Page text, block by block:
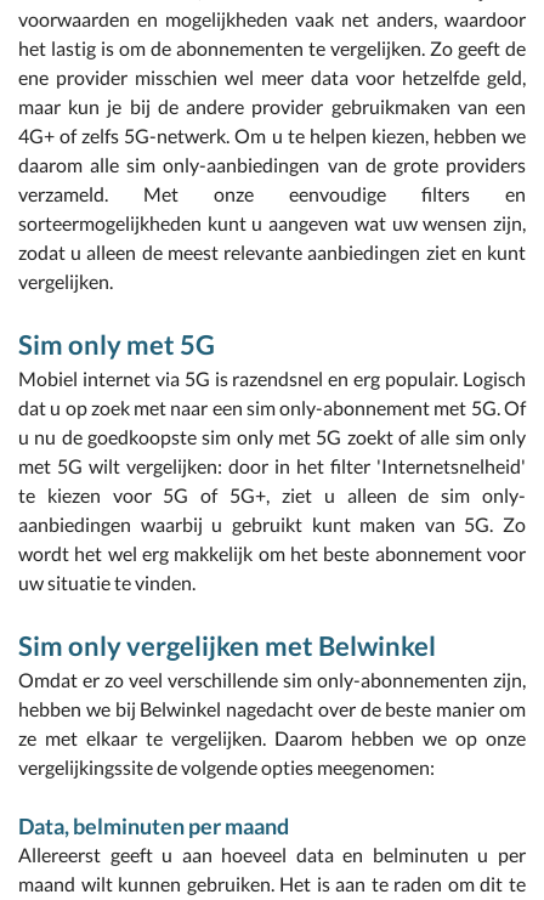
voorwaarden en mogelijkheden vaak net anders, waardoor
het lastig is om de abonnementen te vergelijken. Zo geeft de
ene provider misschien wel meer data voor hetzelfde geld,
maar kun je bij de andere provider gebruikmaken van een
4G+ of zelfs 5G-netwerk. Om u te helpen kiezen, hebben we
daarom alle sim only-aanbiedingen van de grote providers
verzameld. Met onze eenvoudige filters en
sorteermogelijkheden kunt u aangeven wat uw wensen zijn,
zodat u alleen de meest relevante aanbiedingen ziet en kunt
vergelijken.
Sim only met 5G
Mobiel internet via 5G is razendsnel en erg populair. Logisch
dat u op zoek met naar een sim only-abonnement met 5G. Of
u nu de goedkoopste sim only met 5G zoekt of alle sim only
met 5G wilt vergelijken: door in het filter 'Internetsnelheid'
te kiezen voor 5G of 5G+, ziet u alleen de sim only-
aanbiedingen waarbij u gebruikt kunt maken van 5G. Zo
wordt het wel erg makkelijk om het beste abonnement voor
uw situatie te vinden.
Sim only vergelijken met Belwinkel
Omdat er zo veel verschillende sim only-abonnementen zijn,
hebben we bij Belwinkel nagedacht over de beste manier om
ze met elkaar te vergelijken. Daarom hebben we op onze
vergelijkingssite de volgende opties meegenomen:
Data, belminuten per maand
Allereerst geeft u aan hoeveel data en belminuten u per
maand wilt kunnen gebruiken. Het is aan te raden om dit te